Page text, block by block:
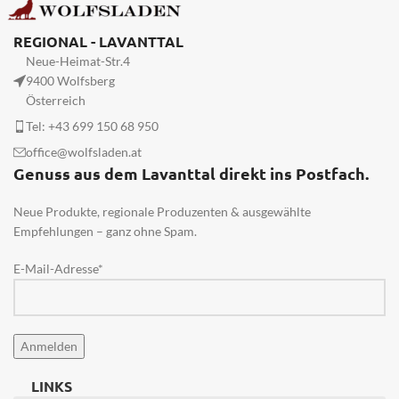
REGIONAL - LAVANTTAL
Neue-Heimat-Str.4
9400 Wolfsberg
Österreich
Tel: +43 699 150 68 950
office@wolfsladen.at
Genuss aus dem Lavanttal direkt ins Postfach.
Neue Produkte, regionale Produzenten & ausgewählte
Empfehlungen – ganz ohne Spam.
E-Mail-Adresse*
LINKS